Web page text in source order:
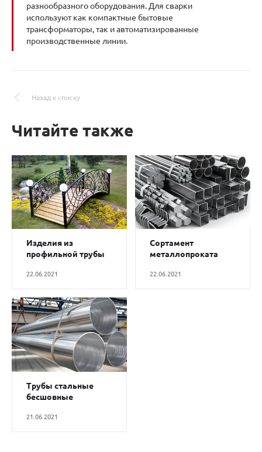
разнообразного оборудования. Для сварки
используют как компактные бытовые
трансформаторы, так и автоматизированные
производственные линии.
Назад к списку
Читайте также
Изделия из
профильной трубы
22.06.2021
Сортамент
металлопроката
22.06.2021
Трубы стальные
бесшовные
21.06.2021